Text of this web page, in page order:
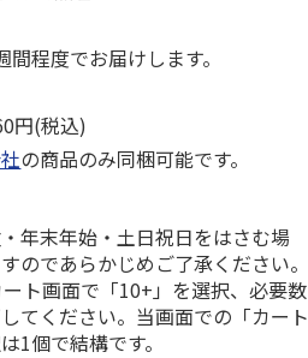
程度でお届けします。
円(税込)
の商品のみ同梱可能です。
年末年始・土日祝日をはさむ場
のであらかじめご了承ください。
ト画面で「10+」を選択、必要数
てください。当画面での「カート
1個で結構です。